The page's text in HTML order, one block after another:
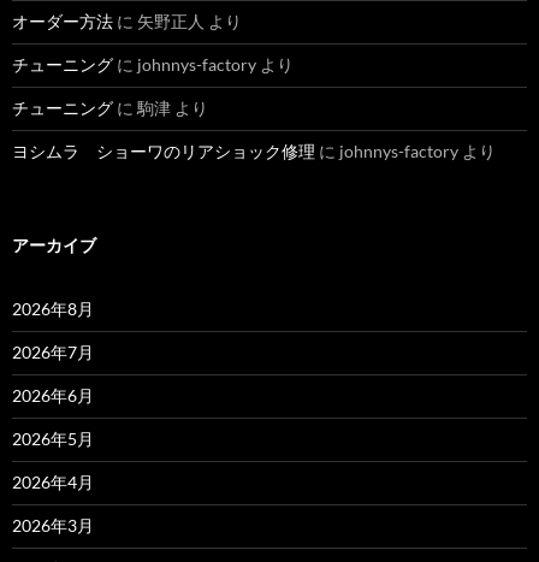
オーダー方法 に 矢野正人 より
チューニング に johnnys-factory より
チューニング に 駒津 より
ヨシムラ ショーワのリアショック修理 に johnnys-factory より
アーカイブ
2026年8月
2026年7月
2026年6月
2026年5月
2026年4月
2026年3月